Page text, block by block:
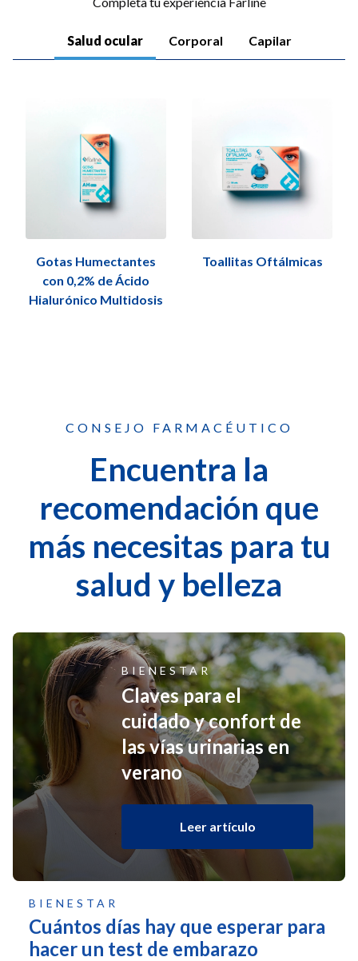
Salud ocular Corporal Capilar
Gotas Humectantes
con 0,2% de Ácido
Hialurónico Multidosis
Toallitas Oftálmicas
CONSEJO FARMACÉUTICO
Encuentra la
recomendación que
más necesitas para tu
salud y belleza
BIENESTAR
Claves para el
cuidado y confort de
las vías urinarias en
verano
Leer artículo
BIENESTAR
Cuántos días hay que esperar para
hacer un test de embarazo